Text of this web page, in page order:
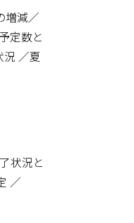
増減／
定数と
／夏
状況と
／